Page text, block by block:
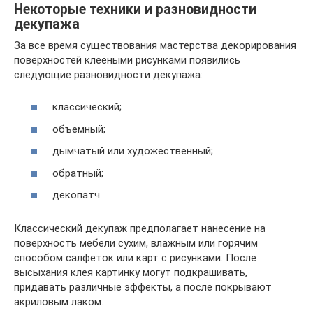
Некоторые техники и разновидности
декупажа
За все время существования мастерства декорирования
поверхностей клееными рисунками появились
следующие разновидности декупажа:
классический;
объемный;
дымчатый или художественный;
обратный;
декопатч.
Классический декупаж предполагает нанесение на
поверхность мебели сухим, влажным или горячим
способом салфеток или карт с рисунками. После
высыхания клея картинку могут подкрашивать,
придавать различные эффекты, а после покрывают
акриловым лаком.